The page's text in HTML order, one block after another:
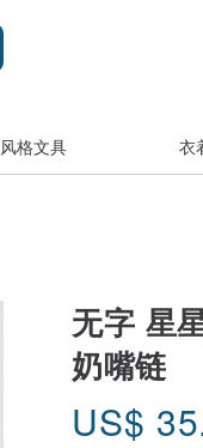
风格文具 衣
无字 星
奶嘴链
US$